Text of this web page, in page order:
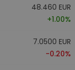
48.460 EUR
+1.00%
7.0500 EUR
-0.20%